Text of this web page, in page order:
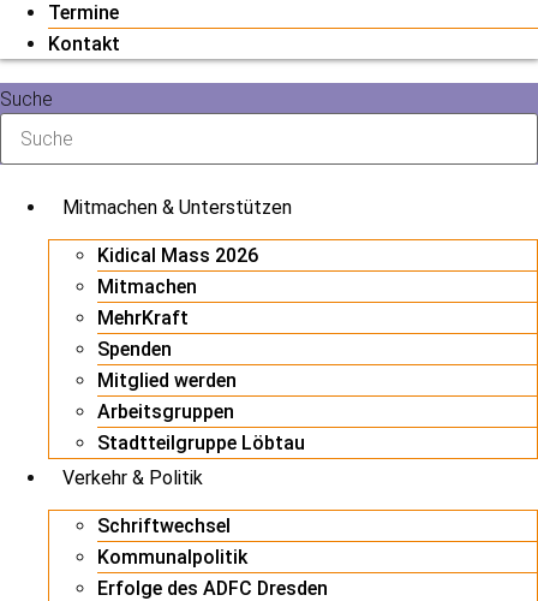
Termine
Kontakt
Suche
Mitmachen & Unterstützen
Kidical Mass 2026
Mitmachen
MehrKraft
Spenden
Mitglied werden
Arbeitsgruppen
Stadtteilgruppe Löbtau
Verkehr & Politik
Schriftwechsel
Kommunalpolitik
Erfolge des ADFC Dresden